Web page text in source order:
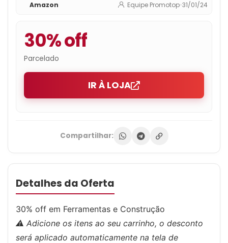
Amazon Equipe Promotop•31/01/24
30% off
Parcelado
IR À LOJA
Compartilhar:
Detalhes da Oferta
30% off em Ferramentas e Construção
⚠️ Adicione os itens ao seu carrinho, o desconto
será aplicado automaticamente na tela de